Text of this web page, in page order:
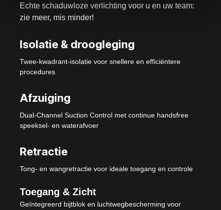
Echte schaduwloze verlichting voor u en uw team:
zie meer, mis minder!
Isolatie & droogleging
Twee-kwadrant-isolatie voor snellere en efficiëntere
procedures
Afzuiging
Dual-Channel Suction Control met continue handsfree
speeksel- en waterafvoer
Retractie
Tong- en wangretractie voor ideale toegang en controle
Toegang & Zicht
Geïntegreerd bijtblok en luchtwegbescherming voor